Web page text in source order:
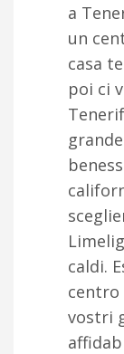
a
un
casa
poi ci
caldi.
centro
vostri